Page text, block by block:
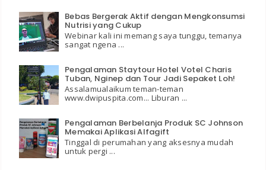
Bebas Bergerak Aktif dengan Mengkonsumsi
Nutrisi yang Cukup
Webinar kali ini memang saya tunggu, temanya
sangat ngena ...
Pengalaman Staytour Hotel Votel Charis
Tuban, Nginep dan Tour Jadi Sepaket Loh!
Assalamualaikum teman-teman
www.dwipuspita.com... Liburan ...
Pengalaman Berbelanja Produk SC Johnson
Memakai Aplikasi Alfagift
Tinggal di perumahan yang aksesnya mudah
untuk pergi ...